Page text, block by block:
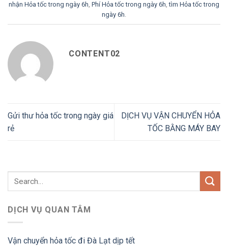
nhận Hỏa tốc trong ngày 6h, Phí Hỏa tốc trong ngày 6h,tìm Hỏa tốc trong
ngày 6h.
CONTENT02
Gửi thư hỏa tốc trong ngày giá
rẻ
DỊCH VỤ VẬN CHUYỂN HỎA
TỐC BẰNG MÁY BAY
DỊCH VỤ QUAN TÂM
Vận chuyển hỏa tốc đi Đà Lạt dịp tết